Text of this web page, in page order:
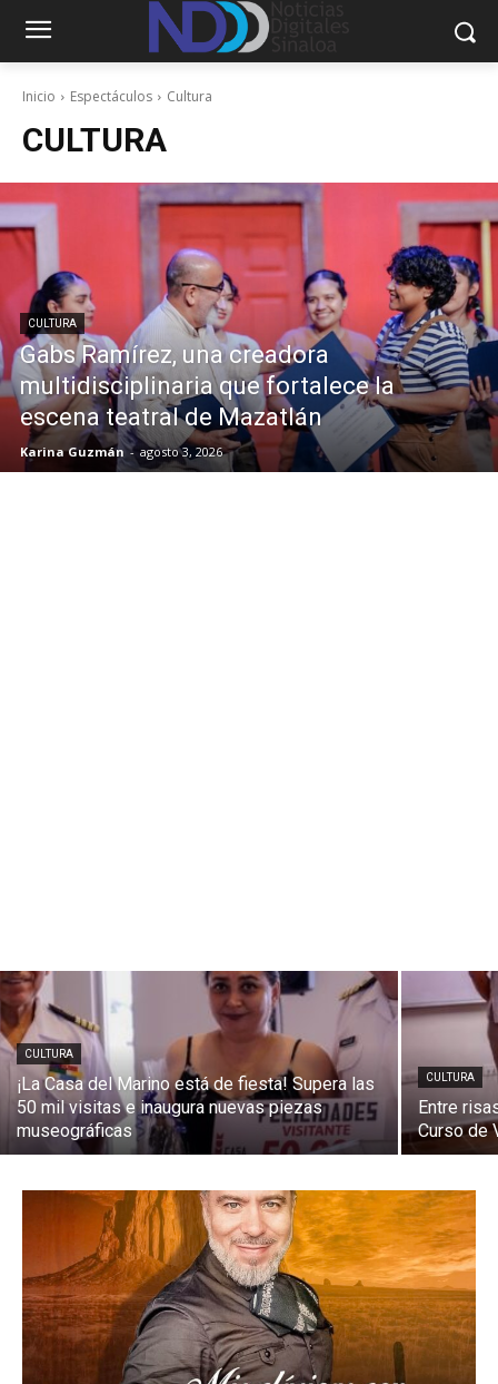
Inicio Espectáculos Cultura
CULTURA
CULTURA
Gabs Ramírez, una creadora
multidisciplinaria que fortalece la
escena teatral de Mazatlán
Karina Guzmán - agosto 3, 2026
CULTURA
¡La Casa del Marino está de fiesta! Supera las
50 mil visitas e inaugura nuevas piezas
museográficas
CULTURA
Entre
Curso de